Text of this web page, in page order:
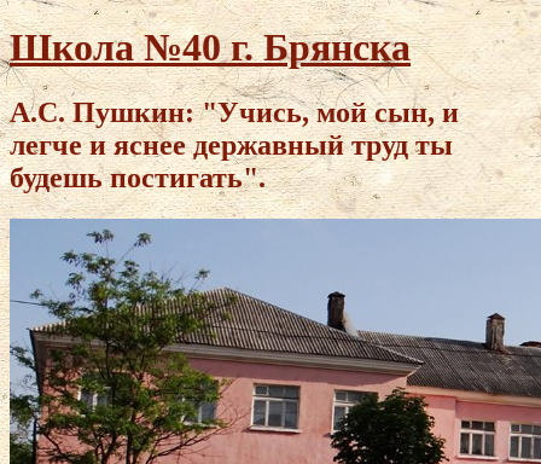
Школа №40 г. Брянска
А.С. Пушкин: "Учись, мой сын, и
легче и яснее державный труд ты
будешь постигать".